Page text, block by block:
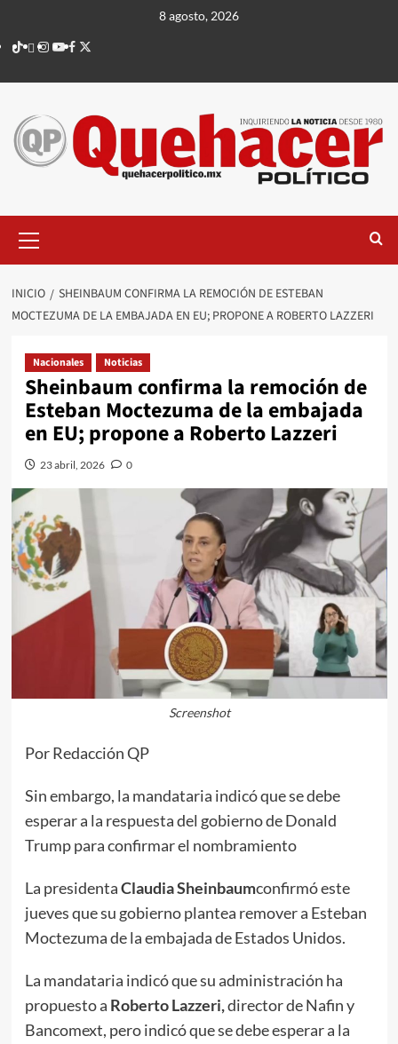
contenido
8 agosto, 2026
TikTok
threads
Instagram
Youtube
Facebook
X
principal
INICIO
SHEINBAUM CONFIRMA LA REMOCIÓN DE ESTEBAN
MOCTEZUMA DE LA EMBAJADA EN EU; PROPONE A ROBERTO LAZZERI
Nacionales Noticias
Sheinbaum confirma la remoción de
Esteban Moctezuma de la embajada
en EU; propone a Roberto Lazzeri
23 abril, 2026 0
Screenshot
Por Redacción QP
Sin embargo, la mandataria indicó que se debe
esperar a la respuesta del gobierno de Donald
Trump para confirmar el nombramiento
La presidentaClaudia Sheinbaumconfirmó este
jueves que su gobierno plantea remover a Esteban
Moctezuma de la embajada de Estados Unidos.
La mandataria indicó que su administración ha
propuesto a Roberto Lazzeri,director de Nafin y
Bancomext, pero indicó que se debe esperar a la